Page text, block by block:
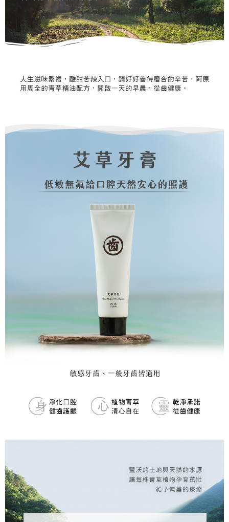
買賣價金債權讓與本公司後，依約使用本公司帳單繳交帳款。
2.基於同意付款使用「大哥付你分期」之契約關係目的，商店將以您的個人
資料（包含姓名、電話或地址）提供予台灣大哥大進項蒐集、處理及利用，
由本公司與您本人進行分期帳單所需資料之確認、核對及更正。
3.完整用戶服務條款，請詳閱以下連結：
https://oppay.tw/userRule
後付繳納相關費用。
※ 交易是否成功請以「AFTEE先享後付 」之結帳頁面顯示為準，若有關於
是否繳費成功／繳費後需取消欲退款等相關疑問，請聯繫「AFTEE先享後付
客戶支援中心」https://netprotections.freshdesk.com/support/home
易，需依本服務之必要範圍內提供個人資料，並將交易相關給付款項請求債
權轉讓予恩沛科技股份有限公司。
２．關於個人資料處理事宜，請瀏覽以下網址：
任。
請求用戶進行身份認證。
５．嚴禁一人註冊多個帳號或使用他人資訊註冊。若發現惡意使用之情形，
黑貓宅配｜線上支付
每筆NT$100，滿NT$1,000(含以上)免運費